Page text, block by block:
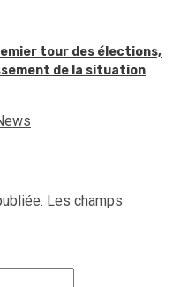
tour des élections,
de la situation
Les champs